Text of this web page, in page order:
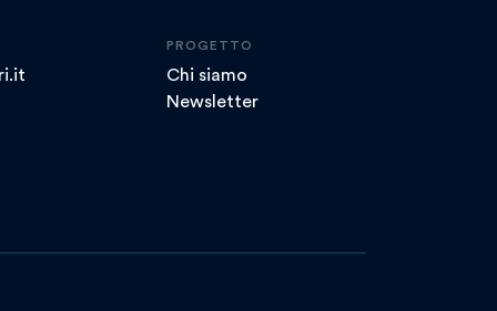
PROGETTO
Chi siamo
Newsletter